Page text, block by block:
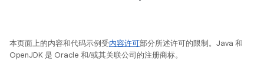
本页面上的内容和代码示例受内容许可部分所述许可的限制。Java 和
OpenJDK 是 Oracle 和/或其关联公司的注册商标。